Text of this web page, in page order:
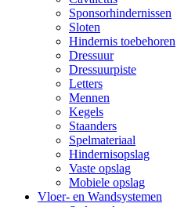
Sponsorhindernissen
Sloten
Hindernis toebehoren
Dressuur
Dressuurpiste
Letters
Mennen
Kegels
Staanders
Spelmateriaal
Hindernisopslag
Vaste opslag
Mobiele opslag
Vloer- en Wandsystemen